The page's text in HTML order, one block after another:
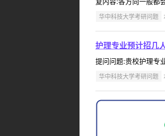
华中科技大学考研问题
护理专业预计招几
提问问题:贵校护理专
华中科技大学考研问题